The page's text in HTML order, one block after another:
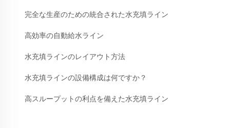
完全な生産のための統合された水充填ライン
高効率の自動給水ライン
水充填ラインのレイアウト方法
水充填ラインの設備構成は何ですか？
高スループットの利点を備えた水充填ライン